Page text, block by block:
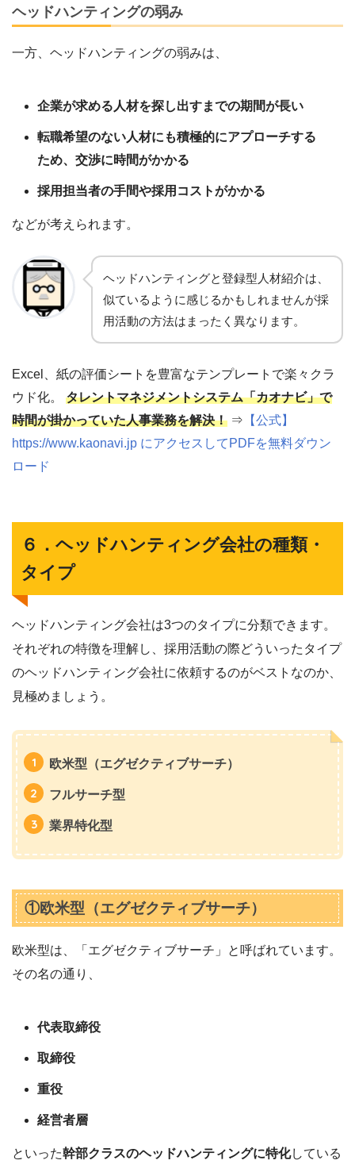
ヘッドハンティングの弱み
一方、ヘッドハンティングの弱みは、
企業が求める人材を探し出すまでの期間が長い
転職希望のない人材にも積極的にアプローチする
ため、交渉に時間がかかる
採用担当者の手間や採用コストがかかる
などが考えられます。
ヘッドハンティングと登録型人材紹介は、
似ているように感じるかもしれませんが採
用活動の方法はまったく異なります。
Excel、紙の評価シートを豊富なテンプレートで楽々クラ
ウド化。 タレントマネジメントシステム「カオナビ」で
時間が掛かっていた人事業務を解決！ ⇒ 【公式】
https://www.kaonavi.jp にアクセスしてPDFを無料ダウン
ロード
６．ヘッドハンティング会社の種類・
タイプ
ヘッドハンティング会社は3つのタイプに分類できます。
それぞれの特徴を理解し、採用活動の際どういったタイプ
のヘッドハンティング会社に依頼するのがベストなのか、
見極めましょう。
欧米型（エグゼクティブサーチ）
フルサーチ型
業界特化型
①欧米型（エグゼクティブサーチ）
欧米型は、「エグゼクティブサーチ」と呼ばれています。
その名の通り、
代表取締役
取締役
重役
経営者層
といった幹部クラスのヘッドハンティングに特化している